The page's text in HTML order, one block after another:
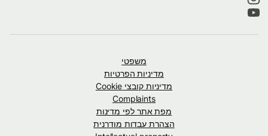
משפטי
מדיניות הפרטיות
מדיניות קובצי Cookie
Complaints
מפת אתר לפי מדינות
הצהרת עבדות מודרנית